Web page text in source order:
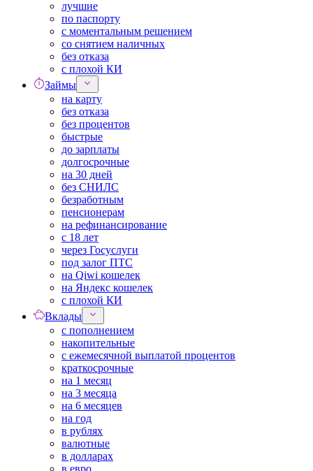
лучшие
по паспорту
с моментальным решением
со снятием наличных
без отказа
с плохой КИ
Займы
на карту
без отказа
без процентов
быстрые
до зарплаты
долгосрочные
на 30 дней
без СНИЛС
безработным
пенсионерам
на рефинансирование
с 18 лет
через Госуслуги
под залог ПТС
на Qiwi кошелек
на Яндекс кошелек
с плохой КИ
Вклады
с пополнением
накопительные
с ежемесячной выплатой процентов
краткосрочные
на 1 месяц
на 3 месяца
на 6 месяцев
на год
в рублях
валютные
в долларах
в евро